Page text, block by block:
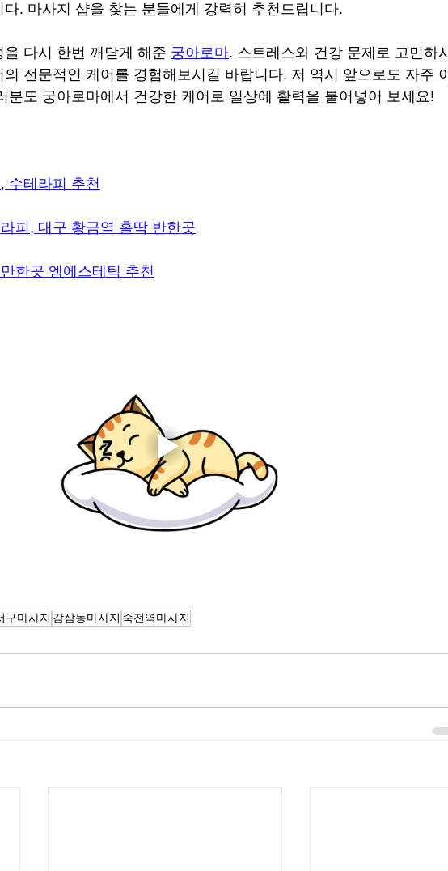
. 마사지 샵을 찾는 분들에게 강력히 추천드립니다.
다시 한번 깨닫게 해준 궁아로마. 스트레스와 건강 문제로 고민하시
전문적인 케어를 경험해보시길 바랍니다. 저 역시 앞으로도 자주 이
분도 궁아로마에서 건강한 케어로 일상에 활력을 불어넣어 보세요!
수테라피 추천
피, 대구 황금역 홀딱 반한곳
한곳 엠에스테틱 추천
구마사지 감삼동마사지 죽전역마사지